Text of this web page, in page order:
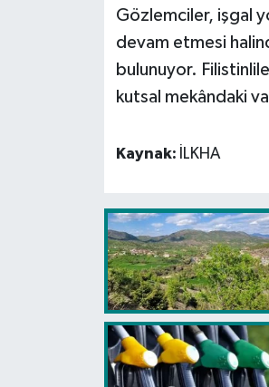
Gözlemciler, işgal
devam etmesi
bulunuyor.
kutsal mekândaki
Kaynak: İLKHA